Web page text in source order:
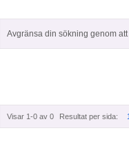
Avgränsa din sökning genom
Visar 1-0 av 0 Resultat per sida: